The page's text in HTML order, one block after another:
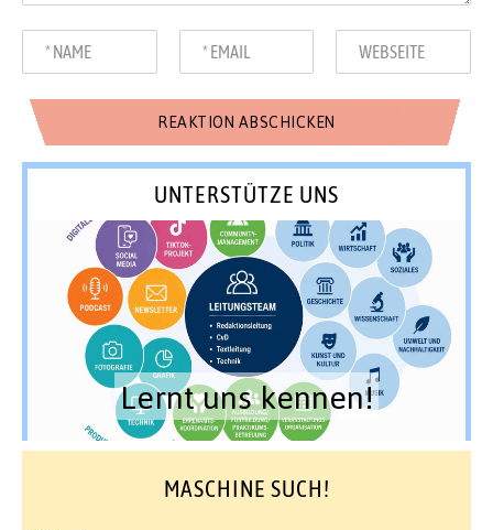
UNTERSTÜTZE UNS
Lernt uns kennen!
MASCHINE SUCH!